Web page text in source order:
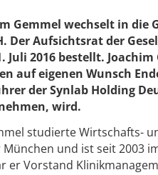
Gemmel wechselt in die
Der Aufsichtsrat der
Juli 2016 bestellt.
auf eigenen Wunsch
der Synlab Holding
wird.
studierte Wirtschafts-
und ist seit 2003
er Vorstand